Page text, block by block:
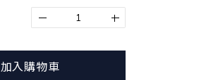
加入購物車